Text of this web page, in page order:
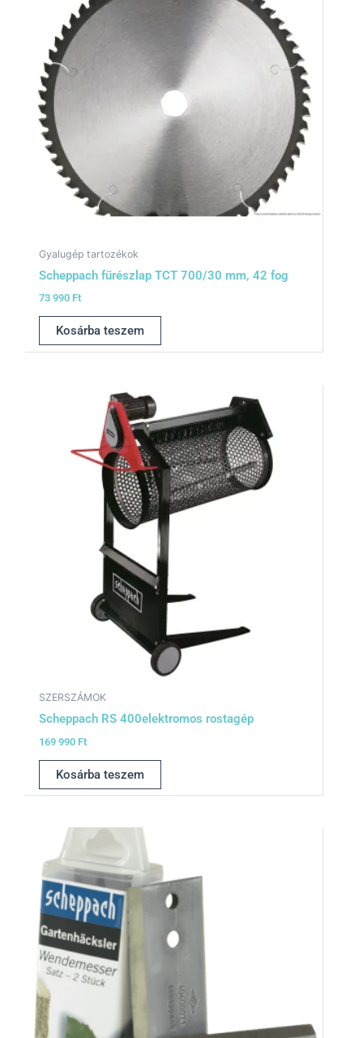
Gyalugép tartozékok
Scheppach fűrészlap TCT 700/30 mm, 42 fog
73 990 Ft
Kosárba teszem
SZERSZÁMOK
Scheppach RS 400elektromos rostagép
169 990 Ft
Kosárba teszem